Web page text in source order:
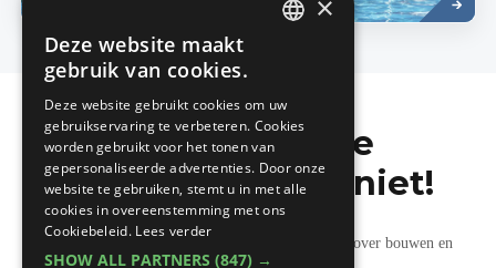
Mis de laatste
bouwnieuwtjes niet!
Ontvang onze wekelijkse updates vol nuttige tips over bouwen en
×
Deze website maakt
gebruik van cookies.
Deze website gebruikt cookies om uw
gebruikservaring te verbeteren. Cookies
worden gebruikt voor het tonen van
gepersonaliseerde advertenties. Door onze
website te gebruiken, stemt u in met alle
cookies in overeenstemming met ons
Cookiebeleid. Lees verder
SHOW ALL PARTNERS (847) →